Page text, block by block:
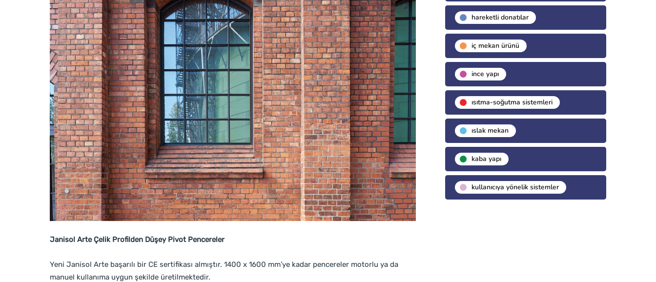
Janisol Arte Çelik Profilden Düşey Pivot Pencereler
Yeni Janisol Arte başarılı bir CE sertifikası almıştır. 1400 x 1600 mm’ye kadar pencereler motorlu ya da
manuel kullanıma uygun şekilde üretilmektedir.
hareketli donatılar
i̇ç mekan ürünü
i̇nce yapı
isıtma-soğutma sistemleri
islak mekan
kaba yapı
kullanıcıya yönelik sistemler